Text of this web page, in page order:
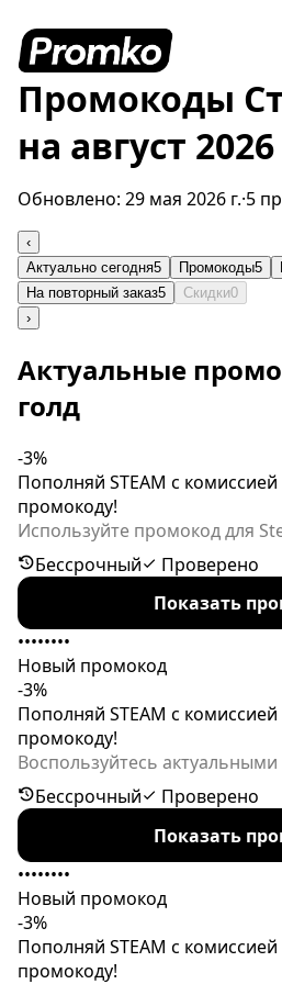
Промокоды
на август 2026
Обновлено: 29 мая 2026 г.·5
‹
Актуально сегодня5 Промокоды5
На повторный заказ5 Скидки0
›
Актуальные
голд
-3%
Пополняй STEAM с комиссией
промокоду!
Используйте промокод для
наслаждайтесь выгодным
Ограниченный период
Сэкономьте на комиссии при
вашего аккаунта Steam.
для выгодного пополнения
Бессрочный
Проверено
Показать
••••••••
Новый промокод
-3%
Пополняй STEAM с комиссией
промокоду!
Воспользуйтесь
SteamGold для выгодных
промокод на Steam и
Период действия промокода
баланса Steam ограничен, не
возможность!
Бессрочный
Проверено
Показать
••••••••
Новый промокод
-3%
Пополняй STEAM с комиссией
промокоду!